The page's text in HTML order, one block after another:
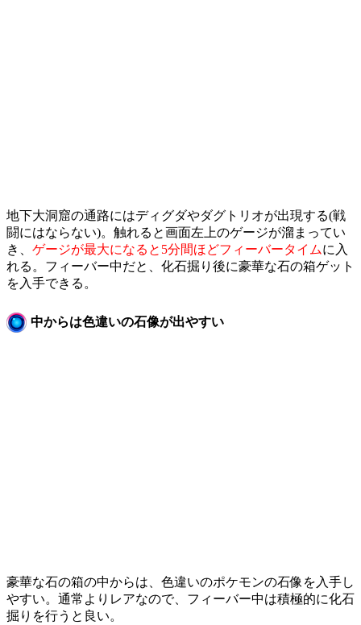
地下大洞窟の通路にはディグダやダグトリオが出現する(戦
闘にはならない)。触れると画面左上のゲージが溜まってい
き、 ゲージが最大になると5分間ほどフィーバータイムに入
れる。フィーバー中だと、化石掘り後に豪華な石の箱ゲット
を入手できる。
中からは色違いの石像が出やすい
豪華な石の箱の中からは、色違いのポケモンの石像を入手し
やすい。通常よりレアなので、フィーバー中は積極的に化石
掘りを行うと良い。